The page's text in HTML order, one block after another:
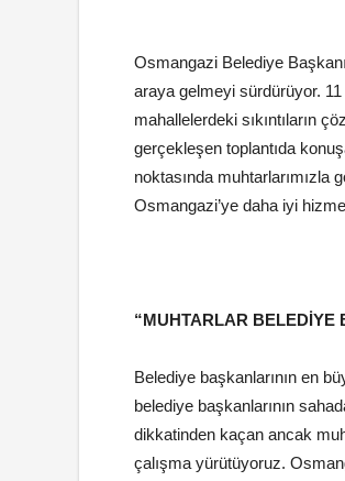
Osmangazi Belediye
araya gelmeyi sürdürüyor.
mahallelerdeki sıkıntıların
gerçekleşen toplantıda
noktasında muhtarlarımızla
Osmangazi’ye daha iyi
“MUHTARLAR BELEDİYE
Belediye başkanlarının en
belediye başkanlarının
dikkatinden kaçan ancak
çalışma yürütüyoruz.